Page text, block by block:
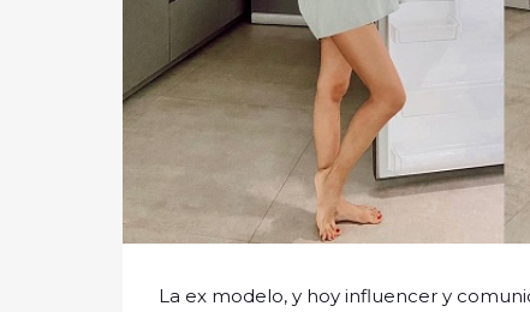
La ex modelo, y hoy influencer y